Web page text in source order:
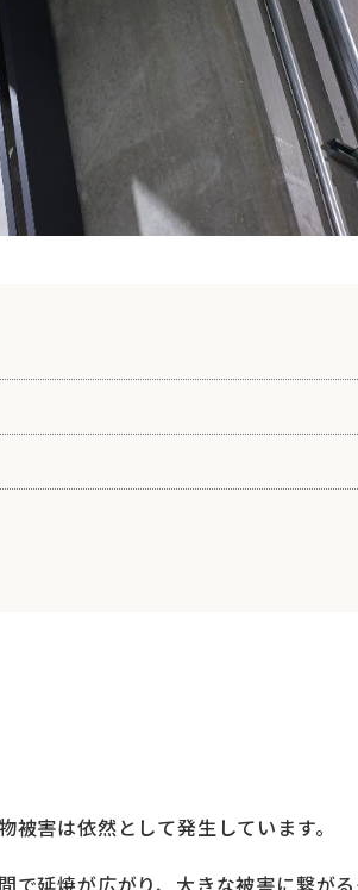
害は依然として発生しています。
で延焼が広がり、大きな被害に繋が